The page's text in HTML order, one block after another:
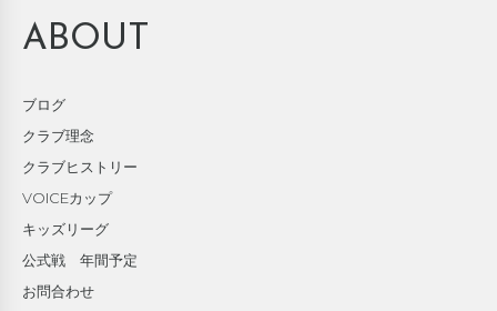
ABOUT
ブログ
クラブ理念
クラブヒストリー
VOICEカップ
キッズリーグ
公式戦 年間予定
お問合わせ